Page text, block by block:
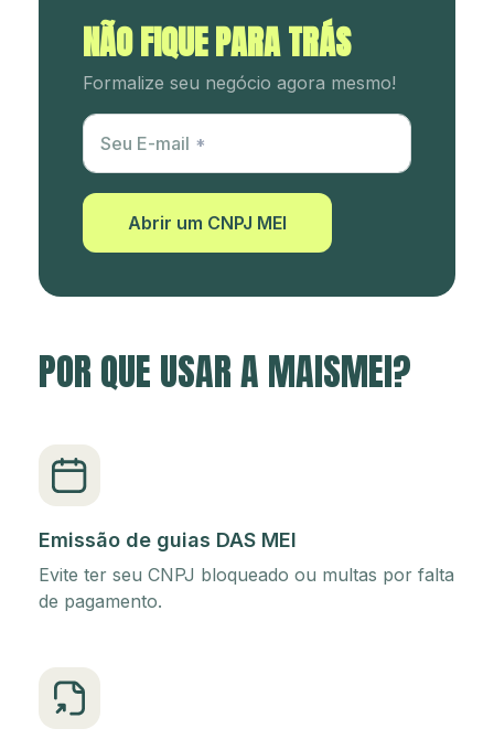
NÃO FIQUE PARA TRÁS
Formalize seu negócio agora mesmo!
Utm Content
Seu E-mail
Abrir um CNPJ MEI
POR QUE USAR A MAISMEI?
Emissão de guias DAS MEI
Evite ter seu CNPJ bloqueado ou multas por falta
de pagamento.